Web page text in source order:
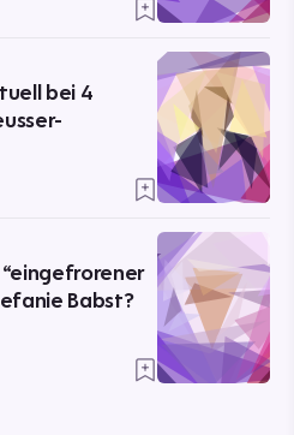
bei 4
Babst?